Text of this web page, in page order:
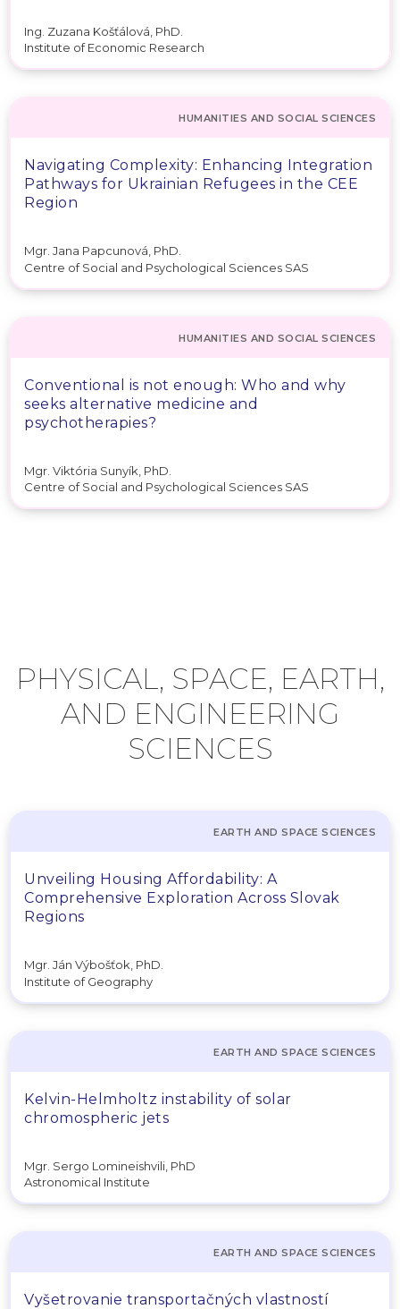
Ing. Zuzana Košťálová, PhD.
Institute of Economic Research
HUMANITIES AND SOCIAL SCIENCES
Navigating Complexity: Enhancing Integration
Pathways for Ukrainian Refugees in the CEE
Region
Mgr. Jana Papcunová, PhD.
Centre of Social and Psychological Sciences SAS
HUMANITIES AND SOCIAL SCIENCES
Conventional is not enough: Who and why
seeks alternative medicine and
psychotherapies?
Mgr. Viktória Sunyík, PhD.
Centre of Social and Psychological Sciences SAS
PHYSICAL, SPACE, EARTH,
AND ENGINEERING
SCIENCES
EARTH AND SPACE SCIENCES
Unveiling Housing Affordability: A
Comprehensive Exploration Across Slovak
Regions
Mgr. Ján Výbošťok, PhD.
Institute of Geography
EARTH AND SPACE SCIENCES
Kelvin-Helmholtz instability of solar
chromospheric jets
Mgr. Sergo Lomineishvili, PhD
Astronomical Institute
EARTH AND SPACE SCIENCES
Vyšetrovanie transportačných vlastností